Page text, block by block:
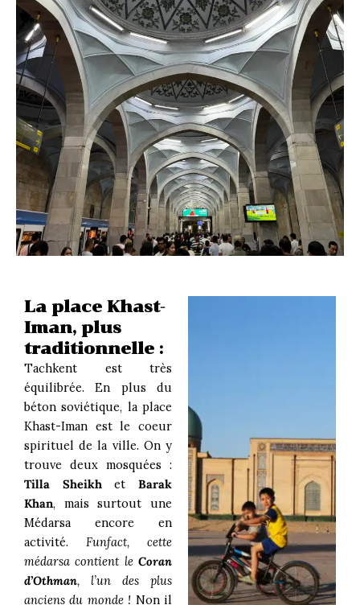
La place Khast-
Iman, plus
traditionnelle :
Tachkent est très
équilibrée. En plus du
béton soviétique, la place
Khast-Iman est le coeur
spirituel de la ville. On y
trouve deux mosquées :
Tilla Sheikh etBarak
Khan, mais surtout une
Médarsa encore en
activité. Funfact, cette
médarsa contient le Coran
d’Othman, l’un des plus
anciens du monde ! Non il